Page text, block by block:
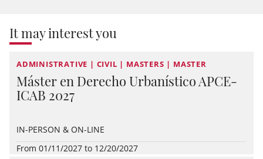
It may interest you
ADMINISTRATIVE | CIVIL | MASTERS | MASTER
Máster en Derecho Urbanístico APCE-
ICAB 2027
IN-PERSON & ON-LINE
From 01/11/2027 to 12/20/2027